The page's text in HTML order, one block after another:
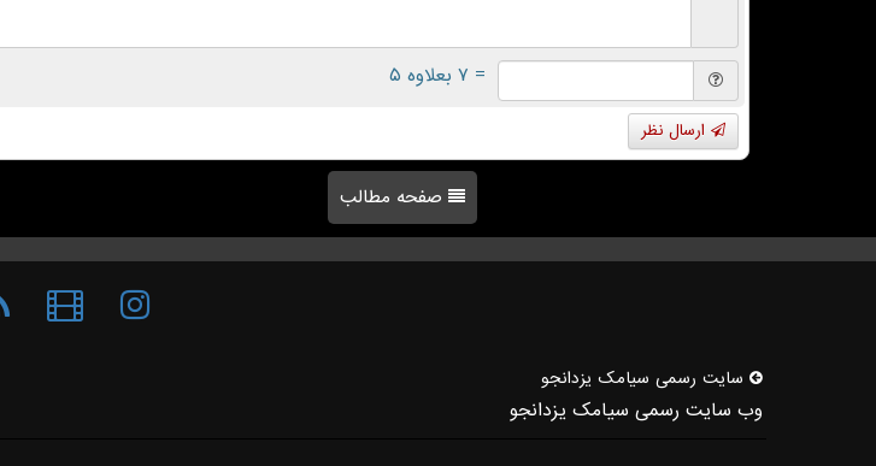
= ۷ بعلاوه ۵
ارسال نظر
صفحه مطالب
سایت رسمی سیامك یزدانجو
وب سایت رسمی سیامک یزدانجو